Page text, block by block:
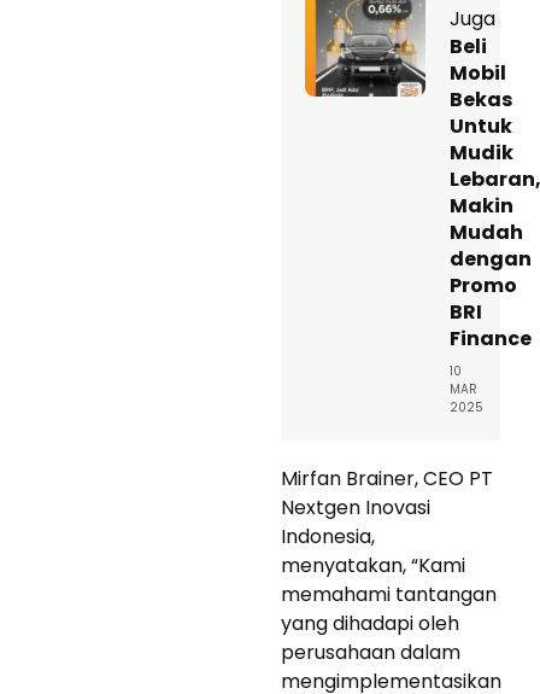
Juga
Beli
Mobil
Bekas
Untuk
Mudik
Lebaran,
Makin
Mudah
dengan
Promo
BRI
Finance
10
MAR
2025
Mirfan Brainer, CEO PT
Nextgen Inovasi
Indonesia,
menyatakan, “Kami
memahami tantangan
yang dihadapi oleh
perusahaan dalam
mengimplementasikan